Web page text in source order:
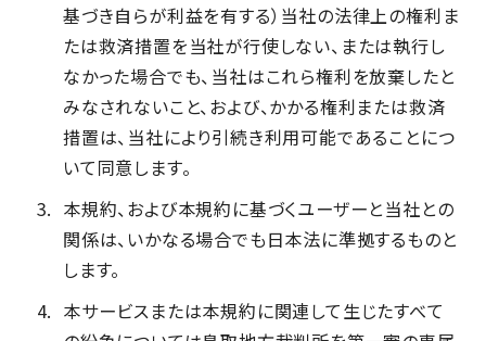
基づき自らが利益を有する）当社の法律上の権利ま
たは救済措置を当社が行使しない、または執行し
なかった場合でも、当社はこれら権利を放棄したと
みなされないこと、および、かかる権利または救済
措置は、当社により引続き利用可能であることにつ
いて同意します。
本規約、および本規約に基づくユーザーと当社との
関係は、いかなる場合でも日本法に準拠するものと
します。
本サービスまたは本規約に関連して生じたすべて